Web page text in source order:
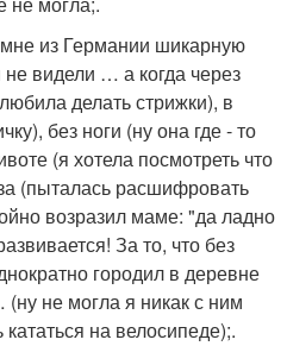
мне из Германии шикарную
видели … а когда через
делать стрижки), в
без ноги (ну она где - то
(я хотела посмотреть что
(пыталась расшифровать
возразил маме: "да ладно
За то, что без
городил в деревне
не могла я никак с ним
кататься на велосипеде);.